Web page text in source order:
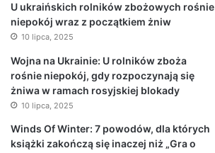
U ukraińskich rolników zbożowych rośnie
niepokój wraz z początkiem żniw
10 lipca, 2025
Wojna na Ukrainie: U rolników zboża
rośnie niepokój, gdy rozpoczynają się
żniwa w ramach rosyjskiej blokady
10 lipca, 2025
Winds Of Winter: 7 powodów, dla których
książki zakończą się inaczej niż „Gra o